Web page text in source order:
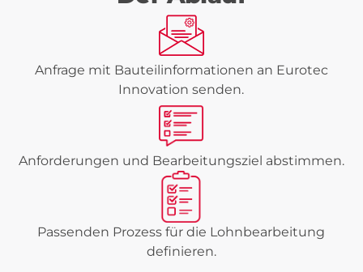
Anfrage mit Bauteilinformationen an Eurotec
Innovation senden.
Anforderungen und Bearbeitungsziel abstimmen.
Passenden Prozess für die Lohnbearbeitung
definieren.